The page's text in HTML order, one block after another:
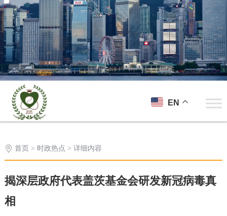
EN
首页 > 时政热点 > 详细内容
揭深层政府代表盖茨基金会研发新冠病毒真
相